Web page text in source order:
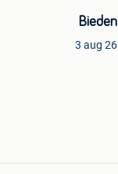
Bieden
3 aug 26